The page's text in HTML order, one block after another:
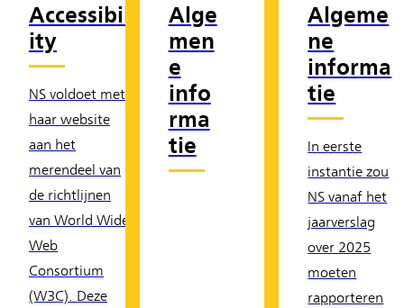
Accessibil
ity
NS voldoet met
haar website
aan het
merendeel van
de richtlijnen
van World Wide
Web
Consortium
(W3C). Deze
Alge
men
e
info
rma
tie
Algeme
ne
informa
tie
In eerste
instantie zou
NS vanaf het
jaarverslag
over 2025
moeten
rapporteren